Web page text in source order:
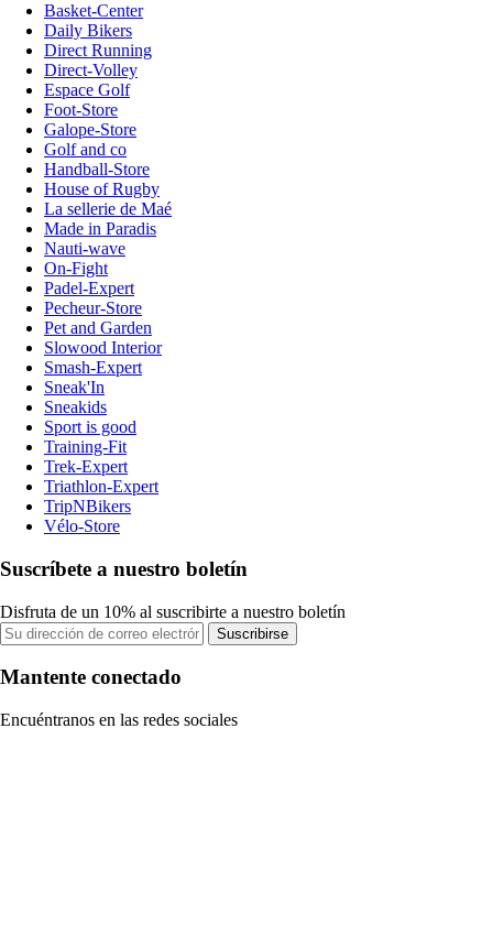
Basket-Center
Daily Bikers
Direct Running
Direct-Volley
Espace Golf
Foot-Store
Galope-Store
Golf and co
Handball-Store
House of Rugby
La sellerie de Maé
Made in Paradis
Nauti-wave
On-Fight
Padel-Expert
Pecheur-Store
Pet and Garden
Slowood Interior
Smash-Expert
Sneak'In
Sneakids
Sport is good
Training-Fit
Trek-Expert
Triathlon-Expert
TripNBikers
Vélo-Store
Suscríbete a nuestro boletín
Disfruta de un 10% al suscribirte a nuestro boletín
Suscribirse
Mantente conectado
Encuéntranos en las redes sociales